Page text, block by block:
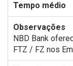
NBD Bank
FTZ / FZ nos